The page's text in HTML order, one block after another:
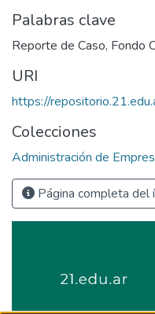
Palabras clave
Reporte de Caso, Fondo
URI
https://
Colecciones
Administración de
Página completa del